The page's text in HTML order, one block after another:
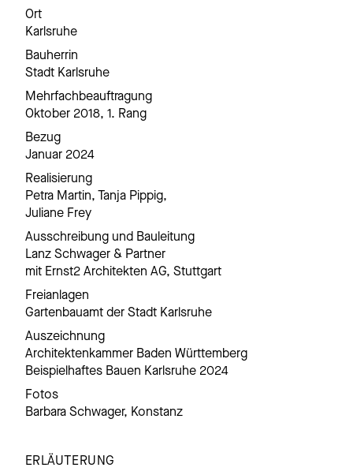
Ort
Karlsruhe
Bauherrin
Stadt Karlsruhe
Mehrfachbeauftragung
Oktober 2018, 1. Rang
Bezug
Januar 2024
Realisierung
Petra Martin, Tanja Pippig,
Juliane Frey
Ausschreibung und Bauleitung
Lanz Schwager & Partner
mit Ernst2 Architekten AG, Stuttgart
Freianlagen
Gartenbauamt der Stadt Karlsruhe
Auszeichnung
Architektenkammer Baden Württemberg
Beispielhaftes Bauen Karlsruhe 2024
Fotos
Barbara Schwager, Konstanz
ERLÄUTERUNG